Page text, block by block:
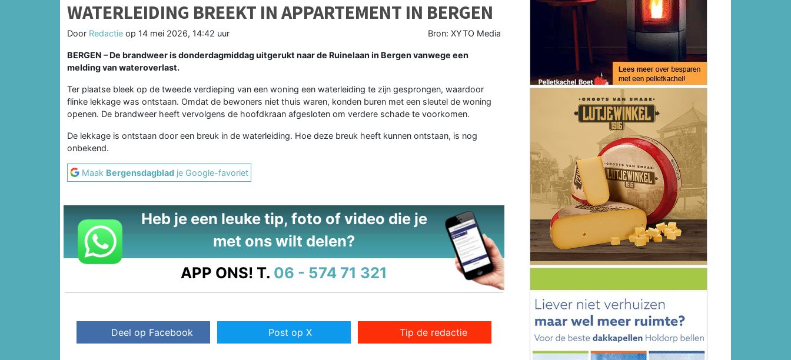
WATERLEIDING BREEKT IN APPARTEMENT IN BERGEN
Door Redactie op 14 mei 2026, 14:42 uur Bron: XYTO Media
BERGEN – De brandweer is donderdagmiddag uitgerukt naar de Ruinelaan in Bergen vanwege een
melding van wateroverlast.
Ter plaatse bleek op de tweede verdieping van een woning een waterleiding te zijn gesprongen, waardoor
flinke lekkage was ontstaan. Omdat de bewoners niet thuis waren, konden buren met een sleutel de woning
openen. De brandweer heeft vervolgens de hoofdkraan afgesloten om verdere schade te voorkomen.
De lekkage is ontstaan door een breuk in de waterleiding. Hoe deze breuk heeft kunnen ontstaan, is nog
onbekend.
Maak Bergensdagblad je Google-favoriet
Heb je een leuke tip, foto of video die je
met ons wilt delen?
APP ONS! T. 06 - 574 71 321
Deel op Facebook Post op X Tip de redactie